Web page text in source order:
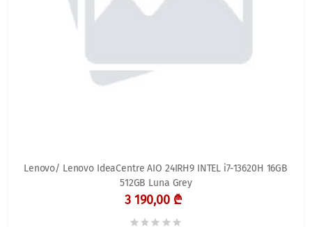
Lenovo/ Lenovo IdeaCentre AIO 24IRH9 INTEL i7-13620H 16GB
512GB Luna Grey
3 190,00 ₾